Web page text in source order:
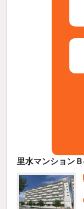
里水マンション